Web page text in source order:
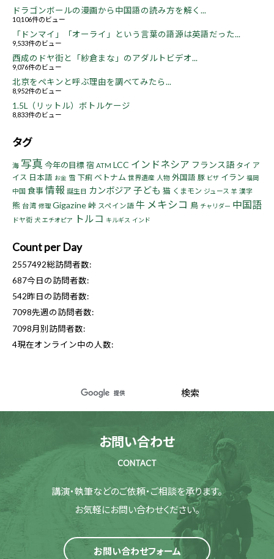
ドラゴンボールの漫画から中国語の読み方を解く...
10,106件のビュー
「ドンマイ」「オーライ」という言葉の語源は英語だった...
9,533件のビュー
西成のドヤ街と「紗倉まな」のアダルトビデオ...
9,076件のビュー
北京をペキンと呼ぶ理由を調べてみたら...
8,952件のビュー
1.5L（リットル）ボトルケージ
8,833件のビュー
タグ
海 写真 今年の目標宿 ATM LCC インドネシア フランス語 タイ ア
イス 日本語 お金 雪 下痢 ベトナム 世界遺産 人物 外国語 豚 ビザ イラン 福岡
中国 食事情報 誕生日 カンボジア 子ども 猫 くまモン ジュース 羊 漢字
熊 台湾 修理 Gigazine峠 スペイン語 牛 メキシコ 鳥 チャリダー 中国語
ドヤ街 犬 エチオピア トルコ キルギス インド
Count per Day
2557492総訪問者数:
687今日の訪問者数:
542昨日の訪問者数:
7098先週の訪問者数:
7098月別訪問者数:
4現在オンライン中の人数:
お問い合わせ
CONTACT
講演・執筆などのご依頼・ご相談を承ります。
お気軽にお問い合わせください。
お問い合わせフォーム